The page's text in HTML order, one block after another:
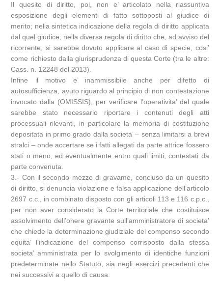
Il quesito di diritto, poi, non e’ articolato nella riassuntiva
esposizione degli elementi di fatto sottoposti al giudice di
merito; nella sintetica indicazione della regola di diritto applicata
dal quel giudice; nella diversa regola di diritto che, ad avviso del
ricorrente, si sarebbe dovuto applicare al caso di specie, cosi’
come richiesto dalla giurisprudenza di questa Corte (tra le altre:
Cass. n. 12248 del 2013).
Infine il motivo e’ inammissibile anche per difetto di
autosufficienza, avuto riguardo al principio di non contestazione
invocato dalla (OMISSIS), per verificare l’operativita’ del quale
sarebbe stato necessario riportare i contenuti degli atti
processuali rilevanti, in particolare la memoria di costituzione
depositata in primo grado dalla societa’ – senza limitarsi a brevi
stralci – onde accertare se i fatti allegati da parte attrice fossero
stati o meno, ed eventualmente entro quali limiti, contestati da
parte convenuta.
3.- Con il secondo mezzo di gravame, concluso da un quesito
di diritto, si denuncia violazione e falsa applicazione dell’articolo
2697 c.c., in combinato disposto con gli articoli 113 e 116 c.p.c.,
per non aver considerato la Corte territoriale che costituisce
assolvimento dell’onere gravante sull’amministratore di societa’
che chiede la determinazione giudiziale del compenso secondo
equita’ l’indicazione del compenso corrisposto dalla stessa
societa’ amministrata per lo svolgimento di identiche funzioni
predeterminate nello Statuto, sia negli esercizi precedenti che
nei successivi a quello di causa.